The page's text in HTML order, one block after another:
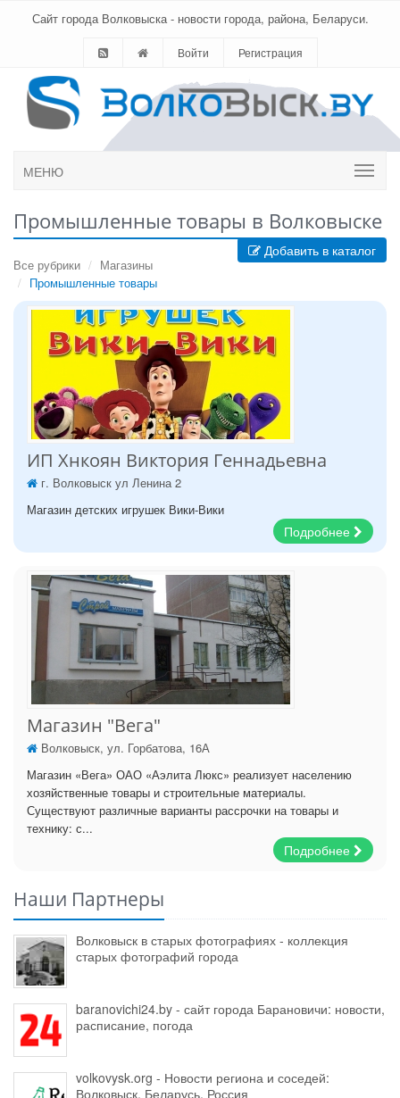
Сайт города Волковыска - новости города, района, Беларуси.
Войти Регистрация
МЕНЮ
Промышленные товары в Волковыске
Добавить в каталог
Все рубрики
Магазины
Промышленные товары
ИП Хнкоян Виктория Геннадьевна
г. Волковыск ул Ленина 2
Магазин детских игрушек Вики-Вики
Подробнее
Магазин "Вега"
Волковыск, ул. Горбатова, 16А
Магазин «Вега» ОАО «Аэлита Люкс» реализует населению
хозяйственные товары и строительные материалы.
Существуют различные варианты рассрочки на товары и
технику: с...
Подробнее
Наши Партнеры
Волковыск в старых фотографиях - коллекция
старых фотографий города
baranovichi24.by - сайт города Барановичи: новости,
расписание, погода
volkovysk.org - Новости региона и соседей:
Волковыск, Беларусь, Россия